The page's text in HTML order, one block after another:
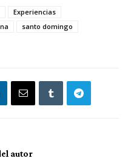
Experiencias
santo domingo
autor